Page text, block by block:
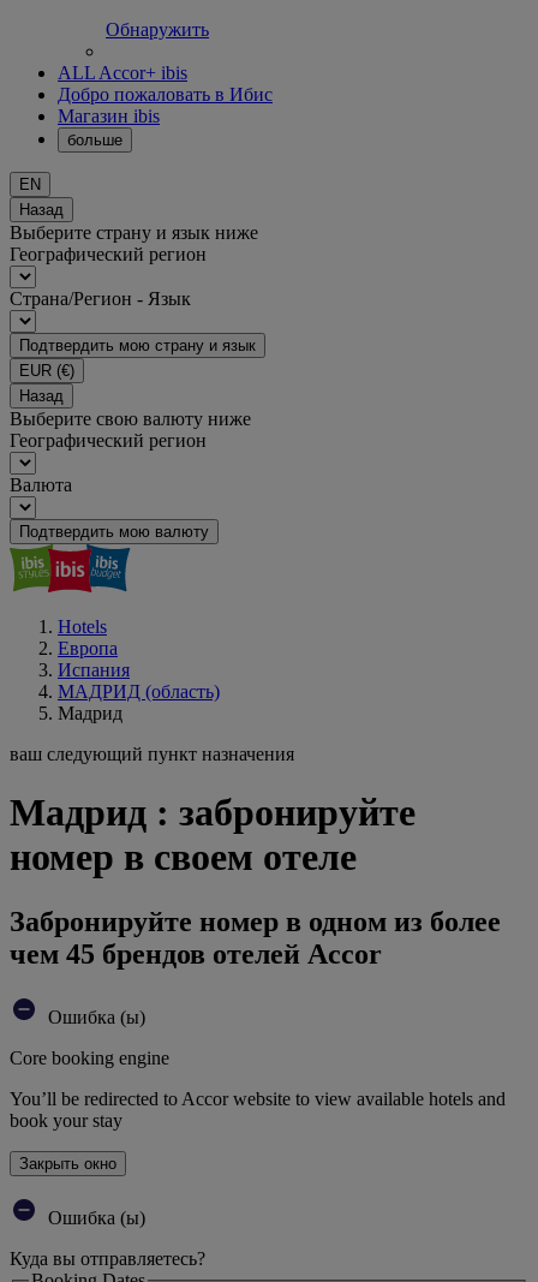
Обнаружить
ALL Accor+ ibis
Добро пожаловать в Ибис
Магазин ibis
больше
EN
Назад
Выберите страну и язык ниже
Географический регион
Страна/Регион - Язык
Подтвердить мою страну и язык
EUR (€)
Назад
Выберите свою валюту ниже
Географический регион
Валюта
Подтвердить мою валюту
Hotels
Европа
Испания
МАДРИД (область)
Мадрид
ваш следующий пункт назначения
Мадрид : забронируйте
номер в своем отеле
Забронируйте номер в одном из более
чем 45 брендов отелей Accor
Ошибка (ы)
Core booking engine
You’ll be redirected to Accor website to view available hotels and
book your stay
Закрыть окно
Ошибка (ы)
Куда вы отправляетесь?